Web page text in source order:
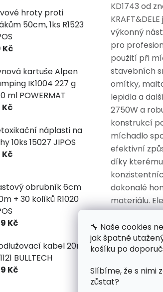
🔧 Naše cookies
jak špatně
košíku po
Slíbíme, že s nimi
zůstat?
hroty proti
50cm, 1ks R1523
Kč
kartuše Alpen
IK1004 227 g
ml POWERMAT
Kč
náplasti na
10ks 15027 JIPOS
Kč
obrubník 6cm
+ 30 kolíků R1020
Kč
kabel 20m
BULLTECH
Kč
KD1743 od
výkonný
pro
použití při
stavebních
omítky,
lepidla a
2750W a
konstrukcí
míchadlo
efektivní
díky
dokonalé
materiálu.
míchadlo je
míchání
omítek,
malt,
epoxidových
nehořlavých